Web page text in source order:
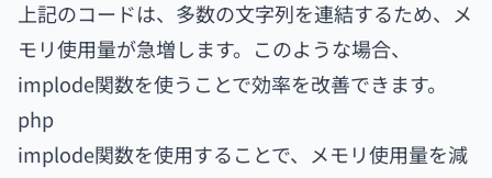
上記のコードは、多数の文字列を連結するため、メ
モリ使用量が急増します。このような場合、
implode関数を使うことで効率を改善できます。
php
implode関数を使用することで、メモリ使用量を減